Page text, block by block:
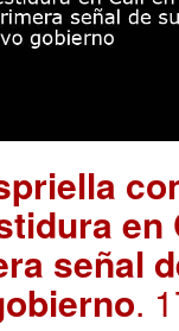
en
señal
.